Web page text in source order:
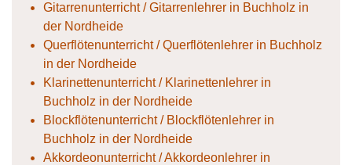
Gitarrenunterricht / Gitarrenlehrer in Buchholz in
der Nordheide
Querflötenunterricht / Querflötenlehrer in Buchholz
in der Nordheide
Klarinettenunterricht / Klarinettenlehrer in
Buchholz in der Nordheide
Blockflötenunterricht / Blockflötenlehrer in
Buchholz in der Nordheide
Akkordeonunterricht / Akkordeonlehrer in